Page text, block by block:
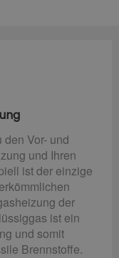
Vor- und
und Ihren
ist der einzige
der
ist ein
und somit
Brennstoffe.